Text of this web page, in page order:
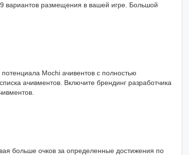
вариантов размещения в вашей игре. Большой
Mochi ачивентов с полностью
ачивментов. Включите брендинг разработчика
больше очков за определенные достижения по